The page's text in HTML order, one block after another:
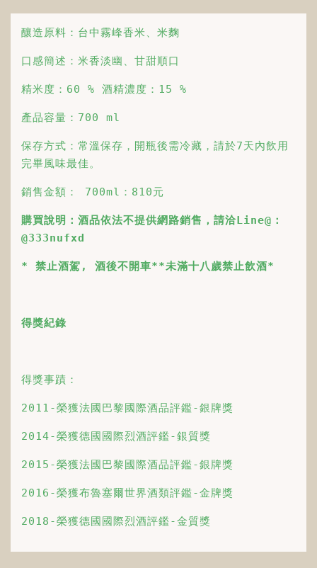
釀造原料：台中霧峰香米、米麴
口感簡述：米香淡幽、甘甜順口
精米度：60 % 酒精濃度：15 %
產品容量：700 ml
保存方式：常溫保存，開瓶後需冷藏，請於7天內飲用
完畢風味最佳。
銷售金額： 700ml：810元
購買說明：酒品依法不提供網路銷售，請洽Line@：
@333nufxd
* 禁止酒駕, 酒後不開車**未滿十八歲禁止飲酒*
得獎紀錄
得獎事蹟：
2011-榮獲法國巴黎國際酒品評鑑-銀牌獎
2014-榮獲德國國際烈酒評鑑-銀質獎
2015-榮獲法國巴黎國際酒品評鑑-銀牌獎
2016-榮獲布魯塞爾世界酒類評鑑-金牌獎
2018-榮獲德國國際烈酒評鑑-金質獎